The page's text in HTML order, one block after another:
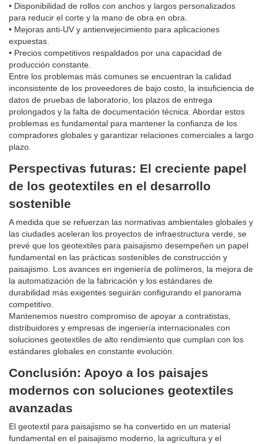
• Disponibilidad de rollos con anchos y largos personalizados
para reducir el corte y la mano de obra en obra.
• Mejoras anti-UV y antienvejecimiento para aplicaciones
expuestas.
• Precios competitivos respaldados por una capacidad de
producción constante.
Entre los problemas más comunes se encuentran la calidad
inconsistente de los proveedores de bajo costo, la insuficiencia de
datos de pruebas de laboratorio, los plazos de entrega
prolongados y la falta de documentación técnica. Abordar estos
problemas es fundamental para mantener la confianza de los
compradores globales y garantizar relaciones comerciales a largo
plazo.
Perspectivas futuras: El creciente papel
de los geotextiles en el desarrollo
sostenible
A medida que se refuerzan las normativas ambientales globales y
las ciudades aceleran los proyectos de infraestructura verde, se
prevé que los geotextiles para paisajismo desempeñen un papel
fundamental en las prácticas sostenibles de construcción y
paisajismo. Los avances en ingeniería de polímeros, la mejora de
la automatización de la fabricación y los estándares de
durabilidad más exigentes seguirán configurando el panorama
competitivo.
Mantenemos nuestro compromiso de apoyar a contratistas,
distribuidores y empresas de ingeniería internacionales con
soluciones geotextiles de alto rendimiento que cumplan con los
estándares globales en constante evolución.
Conclusión: Apoyo a los paisajes
modernos con soluciones geotextiles
avanzadas
El geotextil para paisajismo se ha convertido en un material
fundamental en el paisajismo moderno, la agricultura y el